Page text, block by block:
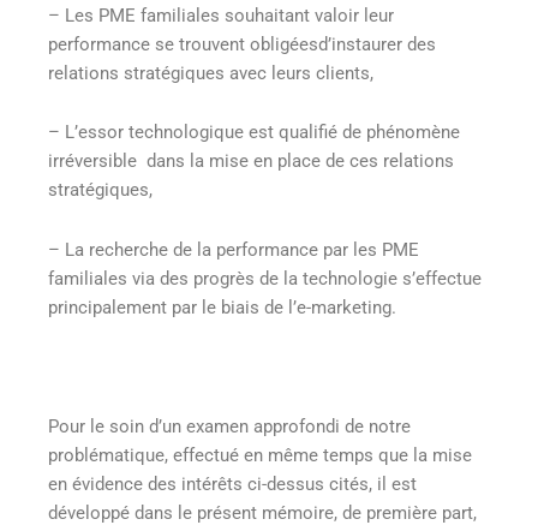
– Les PME familiales souhaitant valoir leur
performance se trouvent obligéesd’instaurer des
relations stratégiques avec leurs clients,
– L’essor technologique est qualifié de phénomène
irréversible dans la mise en place de ces relations
stratégiques,
– La recherche de la performance par les PME
familiales via des progrès de la technologie s’effectue
principalement par le biais de l’e-marketing.
Pour le soin d’un examen approfondi de notre
problématique, effectué en même temps que la mise
en évidence des intérêts ci-dessus cités, il est
développé dans le présent mémoire, de première part,